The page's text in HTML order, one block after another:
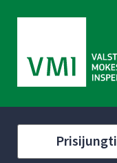
Prisijungti